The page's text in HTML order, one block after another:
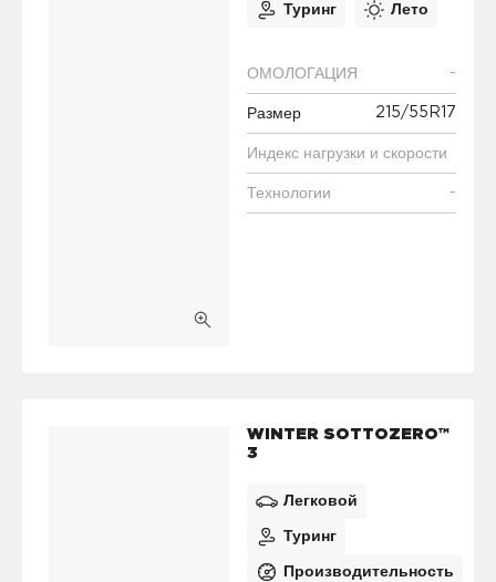
Туринг Лето
ОМОЛОГАЦИЯ -
Размер 215/55R17
Индекс нагрузки и скорости
Технологии -
WINTER SOTTOZERO™
3
Легковой
Туринг
Производительность